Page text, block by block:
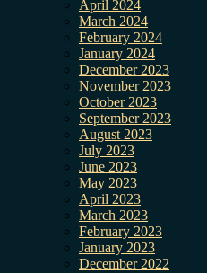
April 2024
March 2024
February 2024
January 2024
December 2023
November 2023
October 2023
September 2023
August 2023
July 2023
June 2023
May 2023
April 2023
March 2023
February 2023
January 2023
December 2022